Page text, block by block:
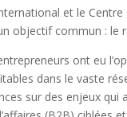
et le
objectif commun : le
ont eu
dans le vaste
sur des enjeux